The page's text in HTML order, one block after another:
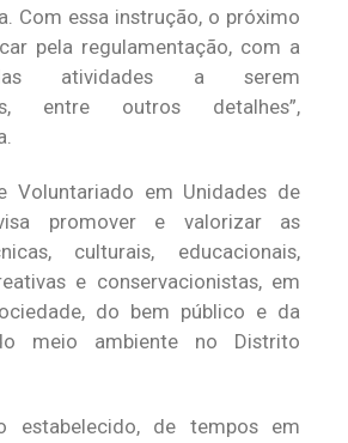
Com essa instrução, o próximo
pela regulamentação, com a
atividades a serem
entre outros detalhes”,
Voluntariado em Unidades de
promover e valorizar as
culturais, educacionais,
e conservacionistas, em
do bem público e da
meio ambiente no Distrito
estabelecido, de tempos em